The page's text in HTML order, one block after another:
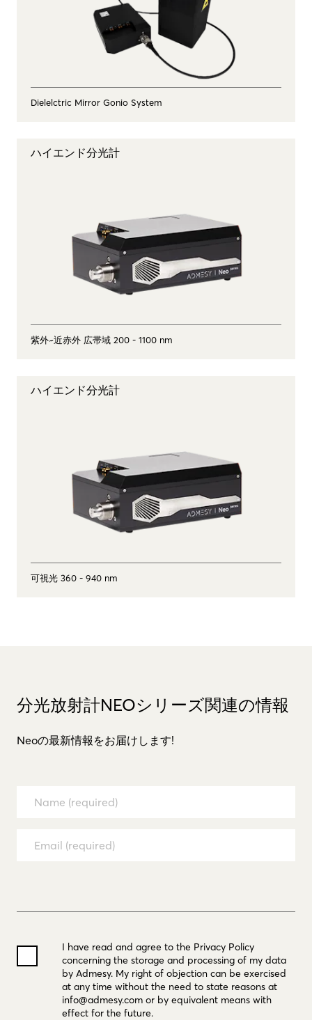
Dielelctric Mirror Gonio System
ハイエンド分光計
紫外~近赤外 広帯域 200 - 1100 nm
ハイエンド分光計
可視光 360 - 940 nm
分光放射計NEOシリーズ関連の情報
Neoの最新情報をお届けします!
I have read and agree to the Privacy Policy
concerning the storage and processing of my data
by Admesy. My right of objection can be exercised
at any time without the need to state reasons at
info@admesy.comor by equivalent means with
effect for the future.